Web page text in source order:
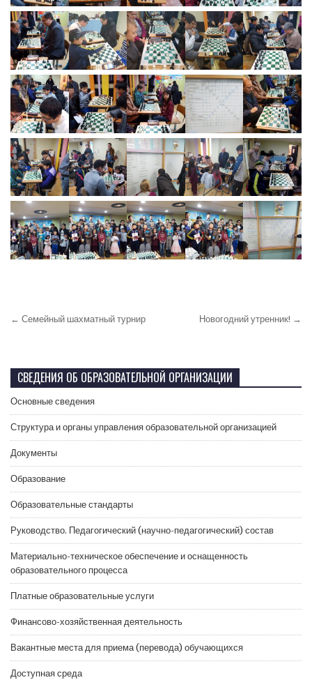
← Семейный шахматный турнир Новогодний утренник! →
СВЕДЕНИЯ ОБ ОБРАЗОВАТЕЛЬНОЙ ОРГАНИЗАЦИИ
Основные сведения
Структура и органы управления образовательной организацией
Документы
Образование
Образовательные стандарты
Руководство. Педагогический (научно-педагогический) состав
Материально-техническое обеспечение и оснащенность
образовательного процесса
Платные образовательные услуги
Финансово-хозяйственная деятельность
Вакантные места для приема (перевода) обучающихся
Доступная среда